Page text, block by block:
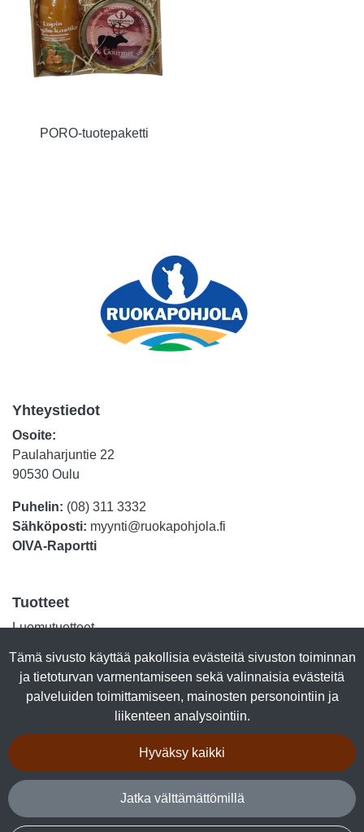
Tämä sivusto käyttää pakollisia evästeitä sivuston toiminnan
ja tietoturvan varmentamiseen sekä valinnaisia evästeitä
palveluiden toimittamiseen, mainosten personointiin ja
liikenteen analysointiin.
Hyväksy kaikki
Jatka välttämättömillä
PORO-tuotepaketti
Yhteystiedot
Osoite:
Paulaharjuntie 22
90530 Oulu
Puhelin: (08) 311 3332
Sähköposti: myynti@ruokapohjola.fi
OIVA-Raportti
Tuotteet
Luomutuotteet
Kalasäilykkeet
Marjajalosteet
Talkkuna & Hunaja
Kuivalihat
Tuotepaketit
Seuraa sosiaalisessa mediassa